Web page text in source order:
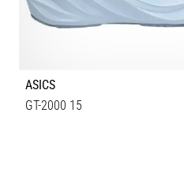
ASICS
GT-2000 15